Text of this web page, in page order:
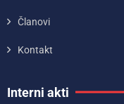
Članovi
Kontakt
Interni akti